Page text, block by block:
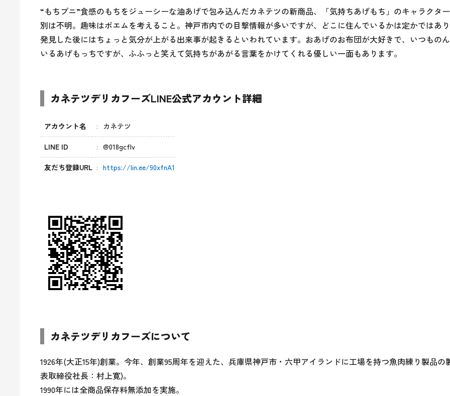
“もちプニ”食感のもちをジューシーな油あげで包み込んだカネテツの新商品、「気持ちあげもち」のキャラクタ
別は不明。趣味はポエムを考えること。神戸市内での目撃情報が多いですが、どこに住んでいるかは定かではあ
発見した後にはちょっと気分が上がる出来事が起きるといわれています。おあげのお布団が大好きで、いつもの
いるあげもっちですが、ふふっと笑えて気持ちがあがる言葉をかけてくれる優しい一面もあります。
カネテツデリカフーズLINE公式アカウント詳細
アカウント名 カネテツ
LINE ID @018gcflv
友だち登録URL https://lin.ee/90xfnA1
カネテツデリカフーズについて
1926年(大正15年)創業。今年、創業95周年を迎えた、兵庫県神戸市・六甲アイランドに工場を持つ魚肉練り製品の
表取締役社長：村上寛)。
1990年には全商品保存料無添加を実施。